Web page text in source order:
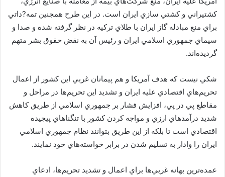
كشتيراني و كشتي سازي ايران است. در اين طرح همچنين تمه?داتي
براي منع مبادله گاز ايران با طلاي تركيه در نظر گرفته شده و صدا و
سيماي جمهوري اسلامي ايران و رئيس آن به نقض حقوق بشر متهم
گرديده‌اند.
شكي نيست كه هدف آمريكا و هم پيمانان غربي اين كشور از اعمال
تحريم‌هاي اقتصادي عليه ايران و تشديد اين تحريم‌ها در مراحل و
مقاطع پي در پي، افزايش فشار بر جمهوري اسلامي از طريق كاهش
شديد درآمدهاي ارزي و مواجه كردن كشور با تنگناهاي پيچيده
اقتصادي است تا بلكه از اين طريق بتوانند نظام جمهوري اسلامي
ايران را وادار به تسليم شدن در برابر خواسته‌هاي خود نمايند.
عمده‌ترين بهانه غربي‌ها براي اعمال و تشديد تحريم‌ها، ادعاي